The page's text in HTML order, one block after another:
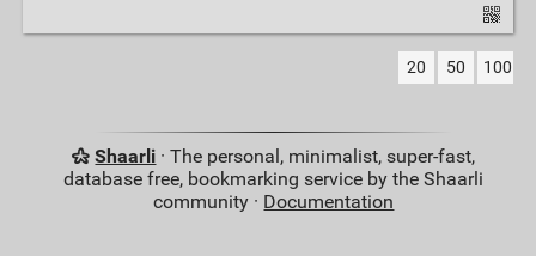
20 50 100
Shaarli · The personal, minimalist, super-fast,
database free, bookmarking service by the Shaarli
community · Documentation